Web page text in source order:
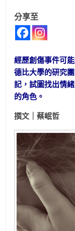
分享至
經歷創傷事件可
德比大學的研究
記，試圖找出情
的角色。
撰文｜蔡岷哲